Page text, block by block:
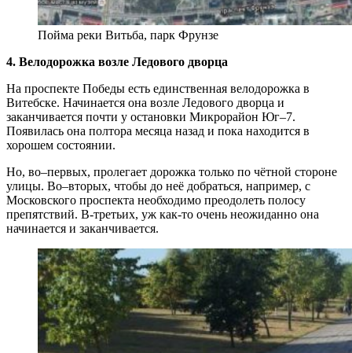
Пойма реки Витьба, парк Фрунзе
4. Велодорожка возле Ледового дворца
На проспекте Победы есть единственная велодорожка в
Витебске. Начинается она возле Ледового дворца и
заканчивается почти у остановки Микрорайон Юг–7.
Появилась она полтора месяца назад и пока находится в
хорошем состоянии.
Но, во–первых, пролегает дорожка только по чётной стороне
улицы. Во–вторых, чтобы до неё добраться, например, с
Московского проспекта необходимо преодолеть полосу
препятствий. В-третьих, уж как-то очень неожиданно она
начинается и заканчивается.